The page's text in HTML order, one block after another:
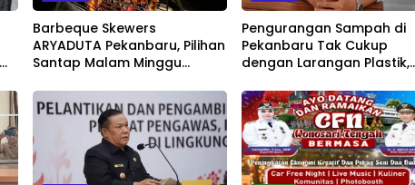
Barbeque Skewers
ARYADUTA Pekanbaru, Pilihan
Santap Malam Minggu
Pengurangan Sampah di
Pekanbaru Tak Cukup
dengan Larangan Plastik,
Penentu